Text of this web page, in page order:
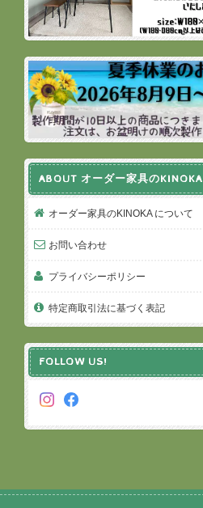
ABOUT オーダー家具のKINOKA
オーダー家具のKINOKA について
お問い合わせ
プライバシーポリシー
特定商取引法に基づく表記
FOLLOW US!